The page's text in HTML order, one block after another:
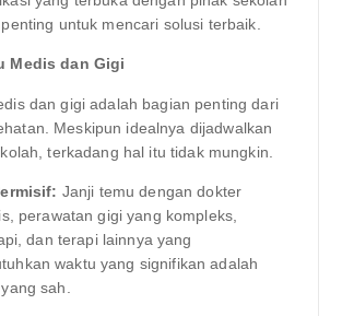
untuk mencari solusi terbaik.
Medis dan Gigi
dan gigi adalah bagian penting dari
Meskipun idealnya dijadwalkan
terkadang hal itu tidak mungkin.
Janji temu dengan dokter
perawatan gigi yang kompleks,
dan terapi lainnya yang
waktu yang signifikan adalah
sah.